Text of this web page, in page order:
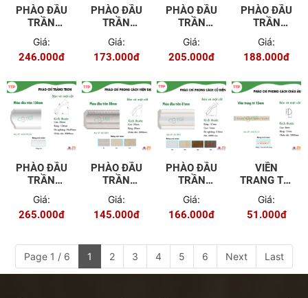
PHÀO ĐẦU
TRẦN
WG-TR120
Giá:
246.000đ
PHÀO ĐẦU
TRẦN
KR-TR100
Giá:
173.000đ
PHÀO ĐẦU
TRẦN
TR101
Giá:
205.000đ
PHÀO ĐẦU
TRẦN
TR91
Giá:
188.000đ
PHÀO ĐẦU
TRẦN
134MM
WW-TR134
Giá:
265.000đ
PHÀO ĐẦU
TRẦN
80MM KR-
TR80
Giá:
145.000đ
PHÀO ĐẦU
TRẦN
81MM EU-
TR81
Giá:
166.000đ
VIỀN
TRANG TRÍ
15MM WG-
TL15
Giá:
51.000đ
Page 1 / 6 1 2 3 4 5 6 Next Last